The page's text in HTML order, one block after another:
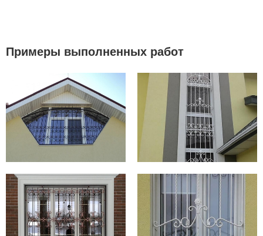
Примеры выполненных работ